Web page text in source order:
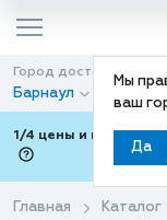
Мы
ваш
Да
Город доставки
Барнаул
1/4 цены и покупки
Главная Каталог